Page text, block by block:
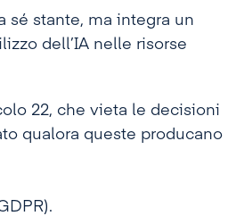
sé stante, ma integra un
dell’IA nelle risorse
22, che vieta le decisioni
qualora queste producano